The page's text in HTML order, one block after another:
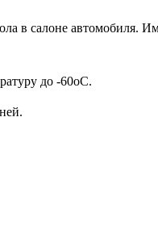
в салоне автомобиля.
до -60oC.